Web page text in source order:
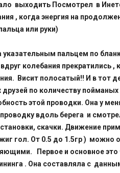
выходить Посмотрел в
, когда энергия на
или руки)
указательным пальцем по
колебания прекратились ,
Висит полосатый!! И в тот
по количеству
этой проводки. Она у
вдоль берега и
скачки. Движение
гол. От 0.5 до 1.5гр ) можно
Первое и основное это
. Она составляла с